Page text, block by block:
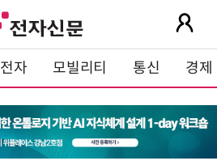
전자 모빌리티 통신 경제